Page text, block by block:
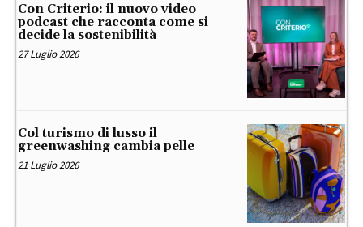
Con Criterio: il nuovo video
podcast che racconta come si
decide la sostenibilità
27 Luglio 2026
Col turismo di lusso il
greenwashing cambia pelle
21 Luglio 2026